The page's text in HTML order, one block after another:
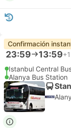
Confirmación
23:59 13:59+1
Istanbul Central
Alanya Bus Station